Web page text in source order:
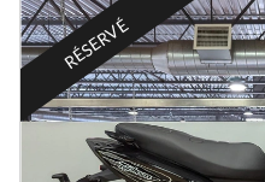
RÉSERVÉ